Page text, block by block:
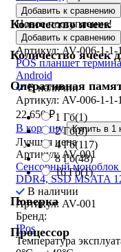
Количество ячеек
Количество ячеек
Оперативная
1 Гб(1)
2 Гб(8)
4 Гб(117)
8 Гб(48)
16 Гб(1)
Поверка
Процессор
Добавить к сравнению
Новое поступление!
Добавить к сравнению
Артикул: AV-006-1-1-1
POS планшет
Android
В наличии
Артикул: AV-006-1-1-1
22 650₽
В корзину
Купить в 1
Лучшая цена
Артикул: AV-001
Сенсорный моноблок
DDR4, SSD MSATA
В наличии
Артикул: AV-001
Бренд:
IPos
Температура